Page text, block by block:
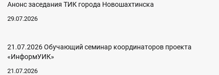
Анонс заседания ТИК города Новошахтинска
29.07.2026
21.07.2026 Обучающий семинар координаторов проекта
«ИнформУИК»
21.07.2026